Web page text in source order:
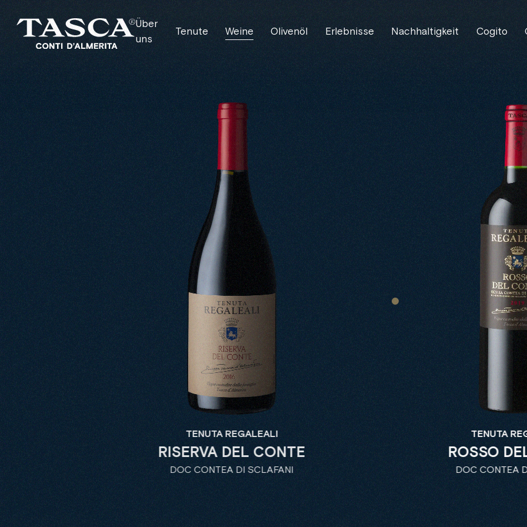
Über
uns
Tenute Weine Olivenöl Erlebnisse Nachhaltigkeit Cogito
TENUTA REGALEALI
RISERVA DEL CONTE
DOC CONTEA DI SCLAFANI
TENUTA
ROSSO
DOC CONTEA